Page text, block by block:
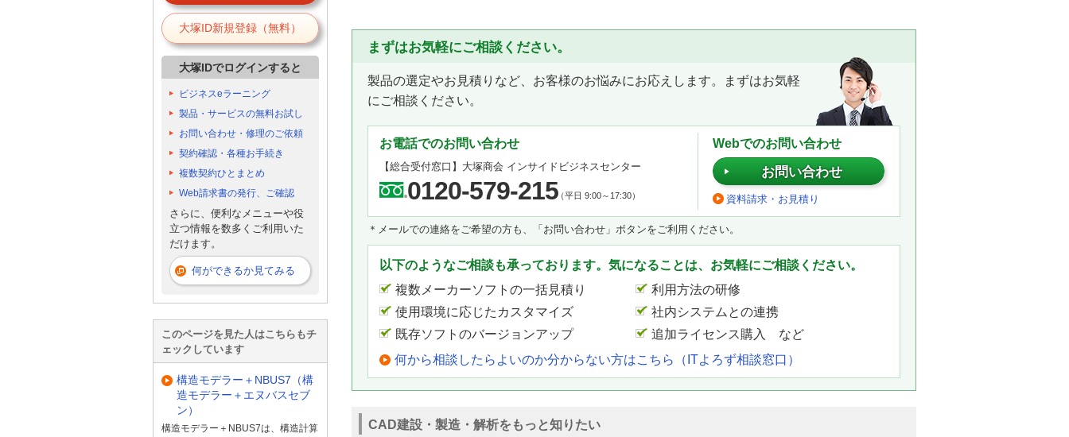
まずはお気軽にご相談ください。
製品の選定やお見積りなど、お客様のお悩みにお応えします。まずはお気軽
にご相談ください。
お電話でのお問い合わせ
【総合受付窓口】 大塚商会 インサイドビジネスセンター
0120-579-215（平日 9:00～17:30）
Webでのお問い合わせ
お問い合わせ
資料請求・お見積り
＊メールでの連絡をご希望の方も、「お問い合わせ」ボタンをご利用ください。
以下のようなご相談も承っております。気になることは、お気軽にご相談ください。
複数メーカーソフトの一括見積り
利用方法の研修
使用環境に応じたカスタマイズ
社内システムとの連携
既存ソフトのバージョンアップ
追加ライセンス購入 など
何から相談したらよいのか分からない方はこちら（ITよろず相談窓口）
CAD建設・製造・解析をもっと知りたい
大塚ID新規登録（無料）
大塚IDでログインすると
ビジネスeラーニング
製品・サービスの無料お試し
お問い合わせ・修理のご依頼
契約確認・各種お手続き
複数契約ひとまとめ
Web請求書の発行、ご確認
さらに、便利なメニューや役
立つ情報を数多くご利用いた
だけます。
何ができるか見てみる
このページを見た人はこちらもチ
ェックしています
構造モデラー＋NBUS7（構
造モデラー＋エヌバスセブ
ン）
構造モデラー＋NBUS7は、構造計算